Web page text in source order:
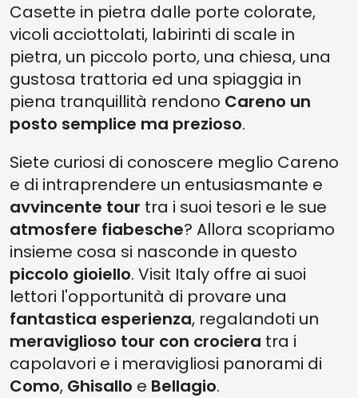
Casette in pietra dalle porte colorate,
vicoli acciottolati, labirinti di scale in
pietra, un piccolo porto, una chiesa, una
gustosa trattoria ed una spiaggia in
piena tranquillità rendono Careno un
posto semplice ma prezioso.
Siete curiosi di conoscere meglio Careno
e di intraprendere un entusiasmante e
avvincente tour tra i suoi tesori e le sue
atmosfere fiabesche? Allora scopriamo
insieme cosa si nasconde in questo
piccolo gioiello. Visit Italy offre ai suoi
lettori l'opportunità di provare una
fantastica esperienza, regalandoti un
meraviglioso tour con crociera tra i
capolavori e i meravigliosi panorami di
Como, Ghisallo e Bellagio.